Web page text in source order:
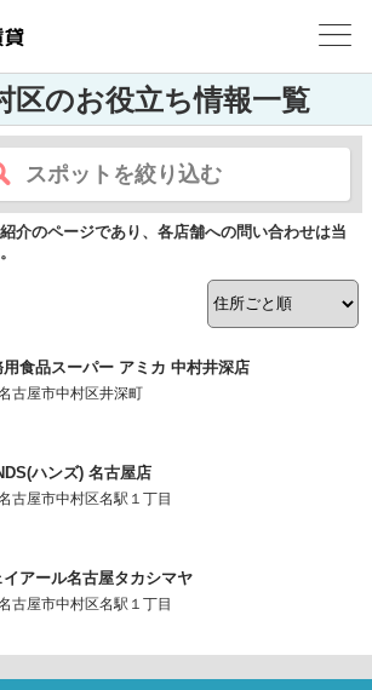
区のお役立ち情報一覧
スポットを絞り込む
介のページであり、各店舗への問い合わせは当
用食品スーパー アミカ 中村井深店
古屋市中村区井深町
ハンズ) 名古屋店
古屋市中村区名駅１丁目
イアール名古屋タカシマヤ
古屋市中村区名駅１丁目